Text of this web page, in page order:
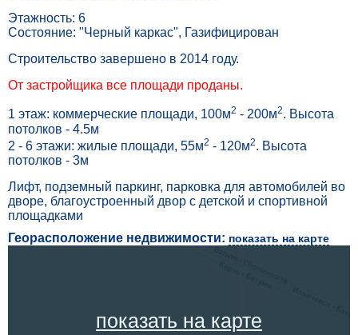
Этажность: 6
Состояние: "Черный каркас", Газифицирован
Строительство завершено в 2014 году.
От застройщика все площади проданы.
1 этаж: коммерческие площади, 100м2 - 200м2. Высота
потолков - 4.5м
2 - 6 этажи: жилые площади, 55м2 - 120м2. Высота
потолков - 3м
Лифт, подземный паркинг, парковка для автомобилей во
дворе, благоустроенный двор с детской и спортивной
площадками
Георасположение недвижимости: показать на карте
показать на карте